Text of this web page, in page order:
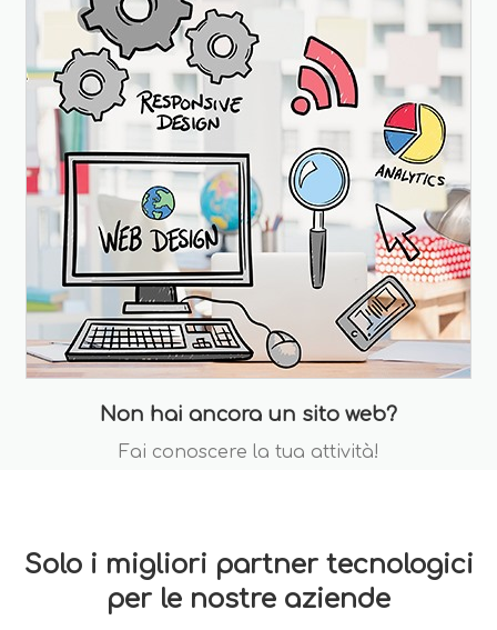
Non hai ancora un sito web?
Fai conoscere la tua attività!
Solo i migliori partner tecnologici
per le nostre aziende